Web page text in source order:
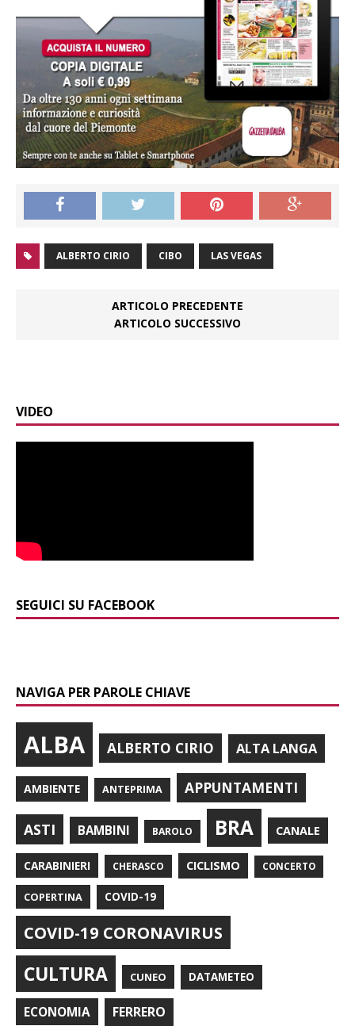
ALBERTO CIRIO CIBO LAS VEGAS
ARTICOLO PRECEDENTE
ARTICOLO SUCCESSIVO
VIDEO
SEGUICI SU FACEBOOK
NAVIGA PER PAROLE CHIAVE
ALBA ALBERTO CIRIO ALTA LANGA
AMBIENTE ANTEPRIMA APPUNTAMENTI
ASTI BAMBINI BAROLO BRA CANALE
CARABINIERI CHERASCO CICLISMO CONCERTO
COPERTINA COVID-19
COVID-19 CORONAVIRUS
CULTURA CUNEO DATAMETEO
ECONOMIA FERRERO